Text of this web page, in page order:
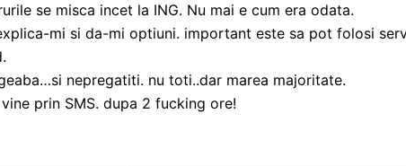
se misca incet la ING. Nu mai e cum era odata.
mi si da-mi optiuni. important este sa pot folosi
nepregatiti. nu toti..dar marea majoritate.
prin SMS. dupa 2 fucking ore!